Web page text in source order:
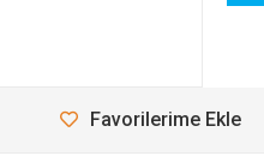
Favorilerime Ekle